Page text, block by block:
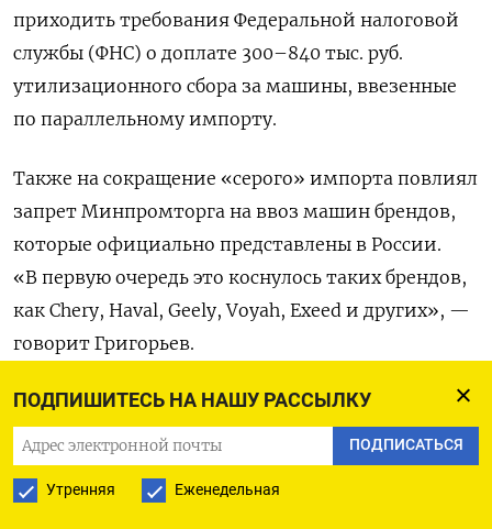
ПОДПИШИТЕСЬ НА НАШУ РАССЫЛКУ
ПОДПИСАТЬСЯ
Утренняя Еженедельная
приходить требования Федеральной налоговой
службы (ФНС) о доплате 300–840 тыс. руб.
утилизационного сбора за машины, ввезенные
по параллельному импорту.
Также на сокращение «серого» импорта повлиял
запрет Минпромторга на ввоз машин брендов,
которые официально представлены в России.
«В первую очередь это коснулось таких брендов,
как Chery, Haval, Geely, Voyah, Exeed и других», —
говорит Григорьев.
Помимо этого, автомобили, привезенные
параллельным импортом, сложно обслуживать,
отметил Житнухин. По его словам, дилерам
трудно работать без поддержки